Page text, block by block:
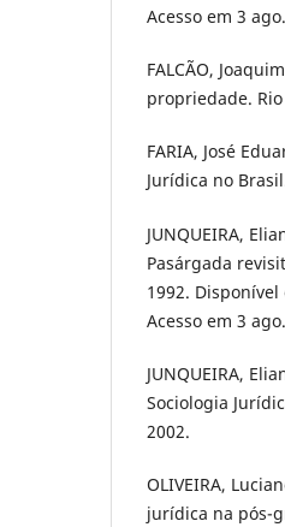
Acesso em 3
FALCÃO,
propriedade. Rio
FARIA, José
Jurídica no
JUNQUEIRA,
Pasárgada
1992. Disponível
Acesso em 3
JUNQUEIRA,
Sociologia
2002.
OLIVEIRA,
jurídica na pós-